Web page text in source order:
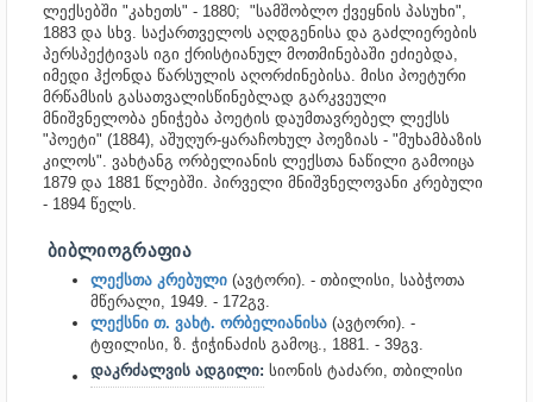
ლექსებში "კახეთს" - 1880; "სამშობლო ქვეყნის პასუხი",
1883 და სხვ. საქართველოს აღდგენისა და გაძლიერების
პერსპექტივას იგი ქრისტიანულ მოთმინებაში ეძიებდა,
იმედი ჰქონდა წარსულის აღორძინებისა. მისი პოეტური
მრწამსის გასათვალისწინებლად გარკვეული
მნიშვნელობა ენიჭება პოეტის დაუმთავრებელ ლექსს
"პოეტი" (1884), აშუღურ-ყარაჩოხულ პოეზიას - "მუხამბაზის
კილოს". ვახტანგ ორბელიანის ლექსთა ნაწილი გამოიცა
1879 და 1881 წლებში. პირველი მნიშვნელოვანი კრებული
- 1894 წელს.
ᲑᲘᲑᲚᲘᲝᲒᲠᲐᲤᲘᲐ
ლექსთა კრებული (ავტორი). - თბილისი, საბჭოთა
მწერალი, 1949. - 172გვ.
ლექსნი თ. ვახტ. ორბელიანისა (ავტორი). -
ტფილისი, ზ. ჭიჭინაძის გამოც., 1881. - 39გვ.
დაკრძალვის ადგილი: სიონის ტაძარი, თბილისი